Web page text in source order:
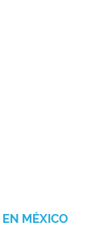
MÉXICO